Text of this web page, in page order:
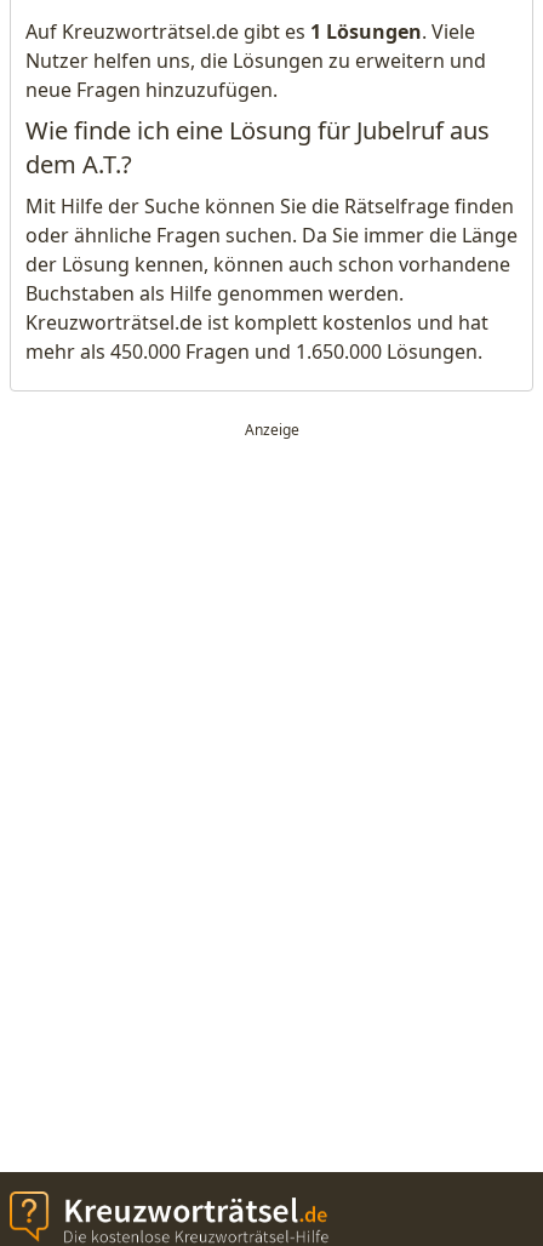
Auf Kreuzworträtsel.de gibt es 1 Lösungen. Viele
Nutzer helfen uns, die Lösungen zu erweitern und
neue Fragen hinzuzufügen.
Wie finde ich eine Lösung für Jubelruf aus
dem A.T.?
Mit Hilfe der Suche können Sie die Rätselfrage finden
oder ähnliche Fragen suchen. Da Sie immer die Länge
der Lösung kennen, können auch schon vorhandene
Buchstaben als Hilfe genommen werden.
Kreuzworträtsel.de ist komplett kostenlos und hat
mehr als 450.000 Fragen und 1.650.000 Lösungen.